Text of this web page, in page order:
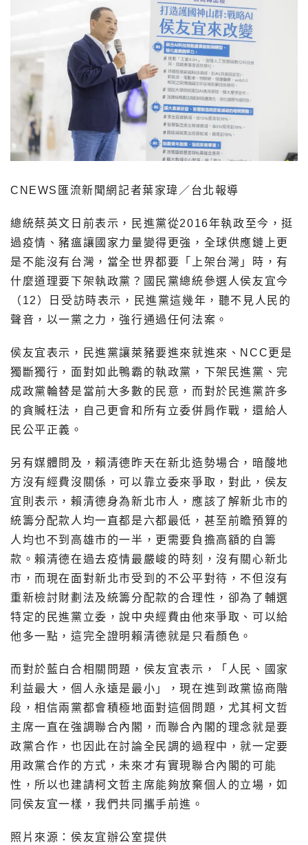
CNEWS匯流新聞網記者葉家瑋／台北報導
總統蔡英文日前表示，民進黨從2016年執政至今，挺
過疫情、豬瘟讓國家力量變得更強，全球供應鏈上更
是不能沒有台灣，當全世界都要「上架台灣」時，有
什麼道理要下架執政黨？國民黨總統參選人侯友宜今
（12）日受訪時表示，民進黨這幾年，聽不見人民的
聲音，以一黨之力，強行通過任何法案。
侯友宜表示，民進黨讓萊豬要進來就進來、NCC更是
獨斷獨行，面對如此鴨霸的執政黨，下架民進黨、完
成政黨輪替是當前大多數的民意，而對於民進黨許多
的貪贓枉法，自己更會和所有立委併肩作戰，還給人
民公平正義。
另有媒體問及，賴清德昨天在新北造勢場合，暗酸地
方沒有經費沒關係，可以靠立委來爭取，對此，侯友
宜則表示，賴清德身為新北市人，應該了解新北市的
統籌分配款人均一直都是六都最低，甚至前瞻預算的
人均也不到高雄市的一半，更需要負擔高額的自籌
款。賴清德在過去疫情最嚴峻的時刻，沒有關心新北
市，而現在面對新北市受到的不公平對待，不但沒有
重新檢討財劃法及統籌分配款的合理性，卻為了輔選
特定的民進黨立委，說中央經費由他來爭取、可以給
他多一點，這完全證明賴清德就是只看顏色。
而對於藍白合相關問題，侯友宜表示，「人民、國家
利益最大，個人永遠是最小」，現在進到政黨協商階
段，相信兩黨都會積極地面對這個問題，尤其柯文哲
主席一直在強調聯合內閣，而聯合內閣的理念就是要
政黨合作，也因此在討論全民調的過程中，就一定要
用政黨合作的方式，未來才有實現聯合內閣的可能
性，所以也建請柯文哲主席能夠放棄個人的立場，如
同侯友宜一樣，我們共同攜手前進。
照片來源：侯友宜辦公室提供